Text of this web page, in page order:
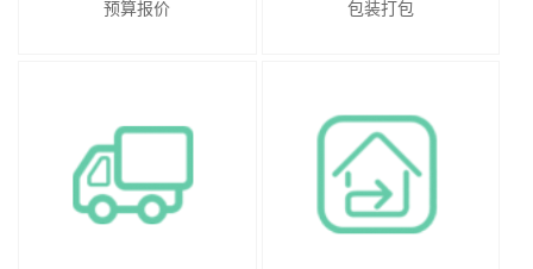
预算报价 包装打包